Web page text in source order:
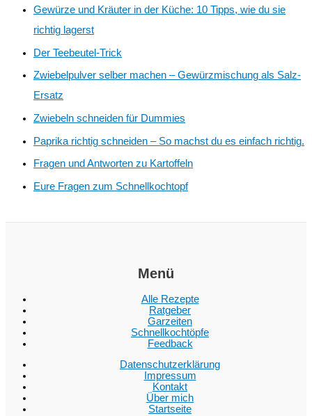
Gewürze und Kräuter in der Küche: 10 Tipps, wie du sie
richtig lagerst
Der Teebeutel-Trick
Zwiebelpulver selber machen – Gewürzmischung als Salz-
Ersatz
Zwiebeln schneiden für Dummies
Paprika richtig schneiden – So machst du es einfach richtig.
Fragen und Antworten zu Kartoffeln
Eure Fragen zum Schnellkochtopf
Menü
Alle Rezepte
Ratgeber
Garzeiten
Schnellkochtöpfe
Feedback
Datenschutzerklärung
Impressum
Kontakt
Über mich
Startseite